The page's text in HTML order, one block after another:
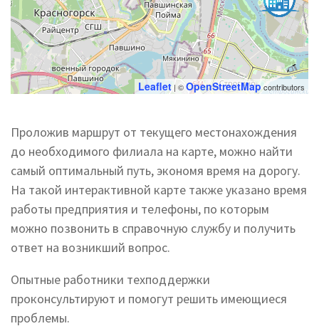
Leaflet| ©OpenStreetMapcontributors
Проложив маршрут от текущего местонахождения
до необходимого филиала на карте, можно найти
самый оптимальный путь, экономя время на дорогу.
На такой интерактивной карте также указано время
работы предприятия и телефоны, по которым
можно позвонить в справочную службу и получить
ответ на возникший вопрос.
Опытные работники техподдержки
проконсультируют и помогут решить имеющиеся
проблемы.